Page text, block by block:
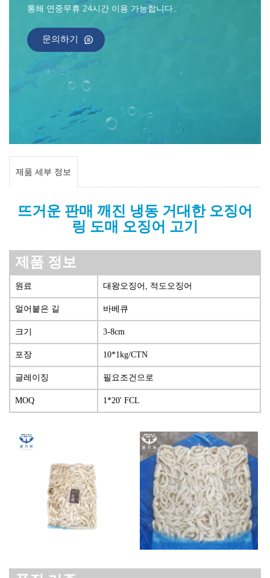
통해 연중무휴 24시간 이용 가능합니다..
문의하기
제품 세부 정보
뜨거운 판매 깨진 냉동 거대한 오징어
링 도매 오징어 고기
제품 정보
원료 대왕오징어, 적도오징어
얼어붙은 길 바베큐
크기 3-8cm
포장 10*1kg/CTN
글레이징 필요조건으로
MOQ 1*20' FCL